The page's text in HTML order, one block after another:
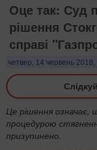
Оце так: Суд
рішення
справі
четвер, 14 червень 2018,
Це рішення означає,
процедурою
призупинено.